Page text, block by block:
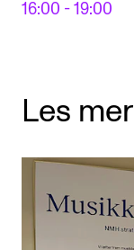
16:00 - 19:00
Les mer